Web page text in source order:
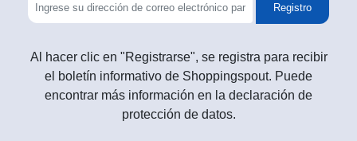
Registro
Al hacer clic en "Registrarse", se registra para recibir
el boletín informativo de Shoppingspout. Puede
encontrar más información en la declaración de
protección de datos.